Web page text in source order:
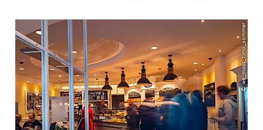
© lee_maas_timo_sommer